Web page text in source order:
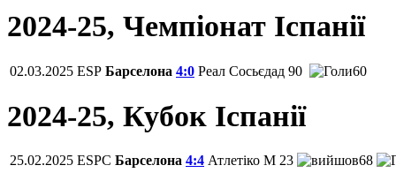
2024-25, Чемпiонат Іспанії
02.03.2025 ESP Барселона 4:0 Реал Сосьєдад 90 60
2024-25, Кубок Іспанії
25.02.2025 ESPC Барселона 4:4 Атлетіко М 23 68